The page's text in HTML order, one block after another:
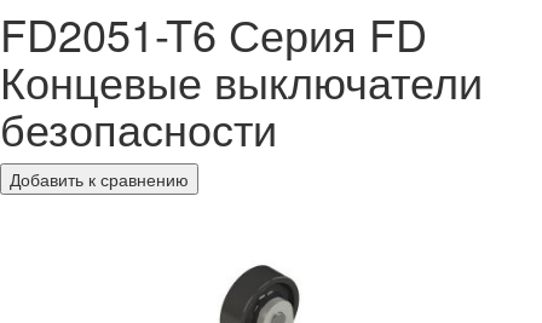
FD2051-T6 Серия FD
Концевые выключатели
безопасности
Добавить к сравнению